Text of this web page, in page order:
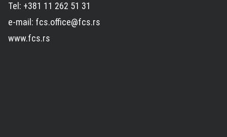
Tel: +381 11 262 51 31
e-mail: fcs.office@fcs.rs
www.fcs.rs